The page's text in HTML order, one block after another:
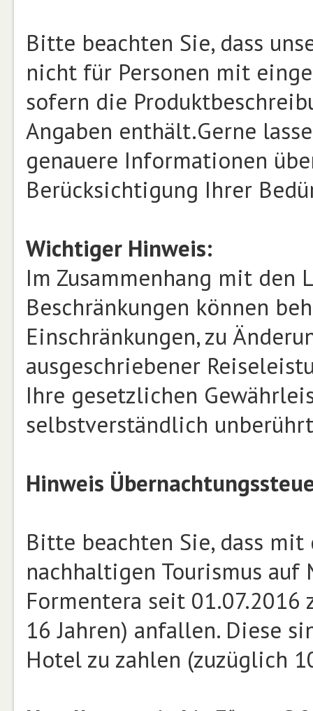
Bitte beachten Sie, dass
nicht für Personen mit
sofern die
Angaben enthält.Gerne
genauere Informationen
Berücksichtigung Ihrer
Wichtiger Hinweis:
Im Zusammenhang mit den
Beschränkungen können
Einschränkungen, zu
ausgeschriebener
Ihre gesetzlichen
selbstverständlich
Hinweis
Bitte beachten Sie, dass
nachhaltigen Tourismus auf
Formentera seit 01.07.2016
16 Jahren) anfallen. Diese
Hotel zu zahlen (zuzüglich